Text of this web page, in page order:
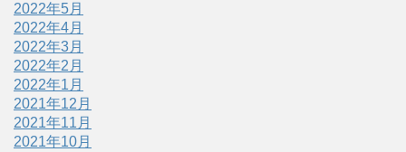
2022年5月
2022年4月
2022年3月
2022年2月
2022年1月
2021年12月
2021年11月
2021年10月